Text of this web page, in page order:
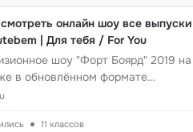
онлайн шоу все выпуски
| Для тебя / For You
шоу "Форт Боярд" 2019 на
в обновлённом формате
телевизоров уже в седь...
11 классов